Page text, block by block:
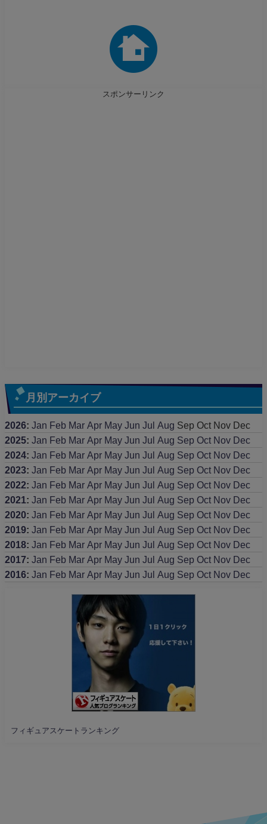
スポンサーリンク
月別アーカイブ
2026: Jan Feb Mar Apr May Jun Jul Aug Sep Oct Nov Dec
2025: Jan Feb Mar Apr May Jun Jul Aug Sep Oct Nov Dec
2024: Jan Feb Mar Apr May Jun Jul Aug Sep Oct Nov Dec
2023: Jan Feb Mar Apr May Jun Jul Aug Sep Oct Nov Dec
2022: Jan Feb Mar Apr May Jun Jul Aug Sep Oct Nov Dec
2021 : Jan Feb Mar Apr May Jun Jul Aug Sep Oct Nov Dec
2020: Jan Feb Mar Apr May Jun Jul Aug Sep Oct Nov Dec
2019: Jan Feb Mar Apr May Jun Jul Aug Sep Oct Nov Dec
2018: Jan Feb Mar Apr May Jun Jul Aug Sep Oct Nov Dec
2017: Jan Feb Mar Apr May Jun Jul Aug Sep Oct Nov Dec
2016: Jan Feb Mar Apr May Jun Jul Aug Sep Oct Nov Dec
フィギュアスケートランキング